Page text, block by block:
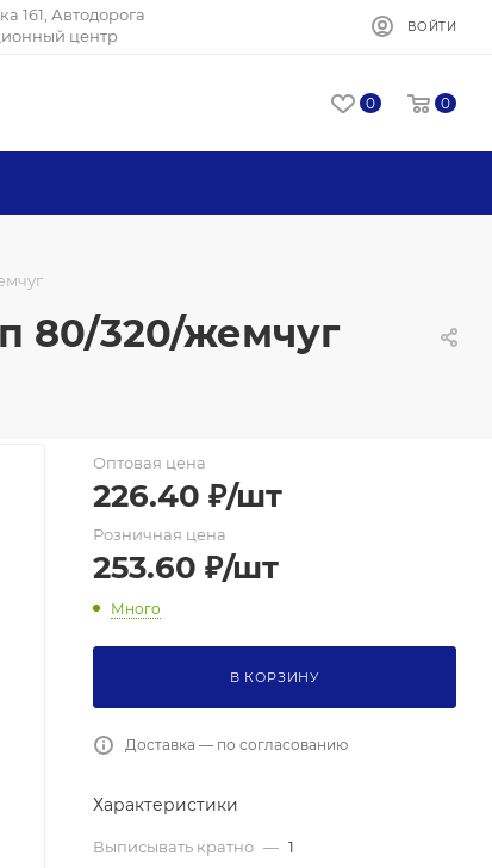
161, Автодорога
центр
ВОЙТИ
0 0
80/320/жемчуг
Оптовая цена
226.40 ₽/шт
Розничная цена
253.60 ₽/шт
Много
В КОРЗИНУ
Доставка — по согласованию
Характеристики
Выписывать кратно — 1